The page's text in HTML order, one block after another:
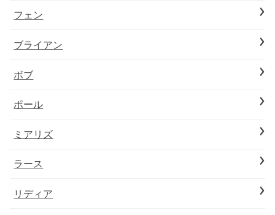
フェン
ブライアン
ボブ
ポール
ミアリズ
ラース
リディア